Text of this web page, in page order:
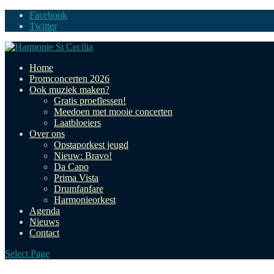
Facebook
Twitter
Home
Promconcerten 2026
Ook muziek maken?
Gratis proeflessen!
Meedoen met mooie concerten
Laatbloeiers
Over ons
Opstaporkest jeugd
Nieuw: Bravo!
Da Capo
Prima Vista
Drumfanfare
Harmonieorkest
Agenda
Nieuws
Contact
Select Page